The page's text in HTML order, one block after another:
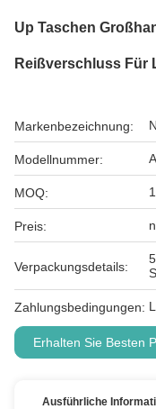
Up Taschen
Reißverschluss Für
Markenbezeichnung:
Modellnummer:
MOQ:
Preis:
Verpackungsdetails:
Zahlungsbedingungen:
Erhalten Sie Besten
Ausführliche